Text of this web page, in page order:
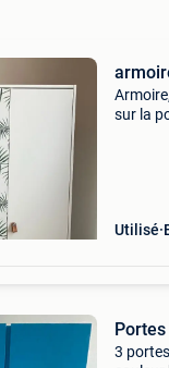
sur la
Utilisé
3